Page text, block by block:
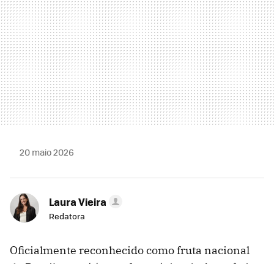
20 maio 2026
Laura Vieira
Redatora
Oficialmente reconhecido como fruta nacional